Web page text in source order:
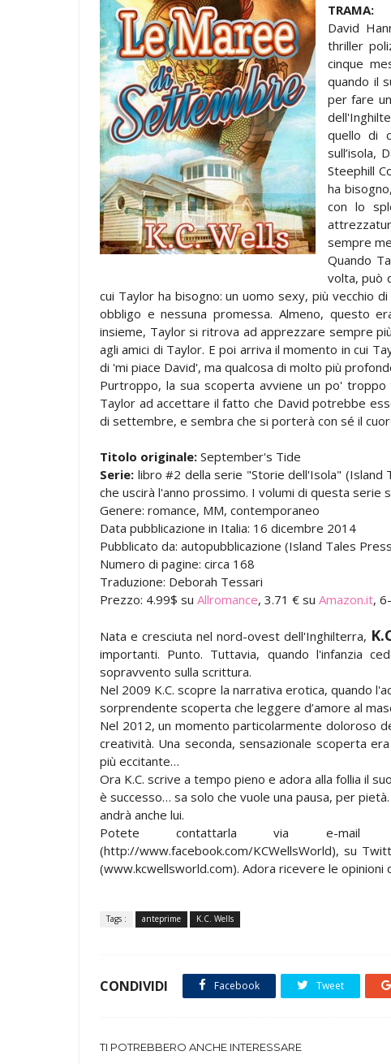
TRAMA:
David
thriller
cinque
quando il
per fare
quello di
sull’isola,
Steephill
ha
con lo
sempre
Quando
volta, può
cui Taylor ha bisogno: un uomo sexy, più vecchio
obbligo e nessuna promessa. Almeno, questo
insieme, Taylor si ritrova ad apprezzare sempre
agli amici di Taylor. E poi arriva il momento in cui
di 'mi piace David', ma qualcosa di molto più
Purtroppo, la sua scoperta avviene un po'
Taylor ad accettare il fatto che David potrebbe
di settembre, e sembra che si porterà con sé il
Titolo originale: September's Tide
Serie: libro #2 della serie "Storie dell'Isola" (Island
che uscirà l'anno prossimo. I volumi di questa serie
Genere: romance, MM, contemporaneo
Data pubblicazione in Italia: 16 dicembre 2014
Pubblicato da: autopubblicazione (Island Tales
Numero di pagine: circa 168
Traduzione: Deborah Tessari
Prezzo: 4.99$ su Allromance, 3.71 € su Amazon.it,
Nata e cresciuta nel nord-ovest dell'Inghilterra,
importanti. Punto. Tuttavia, quando l'infanzia
sopravvento sulla scrittura.
Nel 2009 K.C. scopre la narrativa erotica, quando
sorprendente scoperta che leggere d’amore al
Nel 2012, un momento particolarmente doloroso
creatività. Una seconda, sensazionale scoperta
più eccitante…
Ora K.C. scrive a tempo pieno e adora alla follia il
è successo… sa solo che vuole una pausa, per
andrà anche lui.
Potete contattarla via e-mail
(http://www.facebook.com/KCWellsWorld), su
(www.kcwellsworld.com). Adora ricevere le opinioni
Tags : anteprime K.C. Wells
CONDIVIDI Facebook Tweet
TI POTREBBERO ANCHE INTERESSARE